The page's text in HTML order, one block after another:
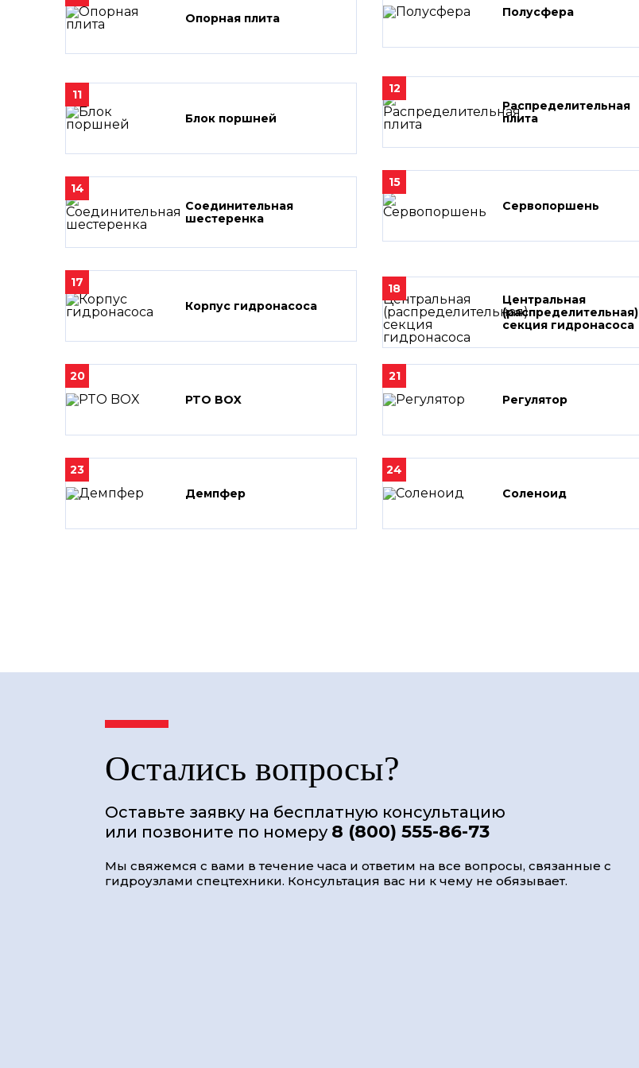
Опорная плита
Полусфера
11
Блок поршней
12
Распределительная
плита
14
Соединительная
шестеренка
15
Сервопоршень
17
Корпус гидронасоса
18
Центральная
(распределительная)
секция гидронасоса
20
PTO BOX
21
Регулятор
23
Демпфер
24
Соленоид
Остались вопросы?
Оставьте заявку на бесплатную консультацию
или позвоните по номеру 8 (800) 555-86-73
Мы свяжемся с вами в течение часа и ответим на все вопросы, связанные с
гидроузлами спецтехники. Консультация вас ни к чему не обязывает.